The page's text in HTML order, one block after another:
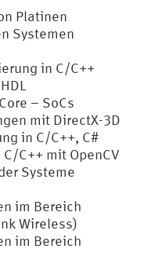
Platinen
Systemen
in C/C++
– SoCs
mit DirectX-3D
in C/C++, C#
C++ mit OpenCV
Systeme
im Bereich
Wireless)
im Bereich